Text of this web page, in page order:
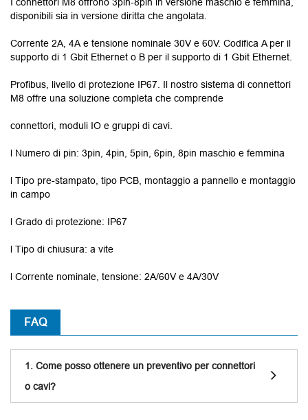
disponibili sia in versione diritta che angolata.
Corrente 2A, 4A e tensione nominale 30V e 60V. Codifica A per il
supporto di 1 Gbit Ethernet o B per il supporto di 1 Gbit Ethernet.
Profibus, livello di protezione IP67. Il nostro sistema di connettori
M8 offre una soluzione completa che comprende
connettori, moduli IO e gruppi di cavi.
l Numero di pin: 3pin, 4pin, 5pin, 6pin, 8pin maschio e femmina
l Tipo pre-stampato, tipo PCB, montaggio a pannello e montaggio
in campo
l Grado di protezione: IP67
l Tipo di chiusura: a vite
l Corrente nominale, tensione: 2A/60V e 4A/30V
FAQ
1. Come posso ottenere un preventivo per connettori
o cavi?